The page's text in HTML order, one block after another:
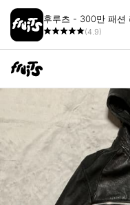
후루츠 - 300만 패션
(4.9)